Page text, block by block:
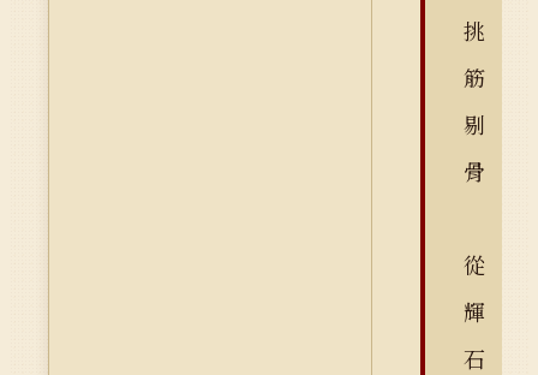
挑
筋
剔
骨
從
輝
石